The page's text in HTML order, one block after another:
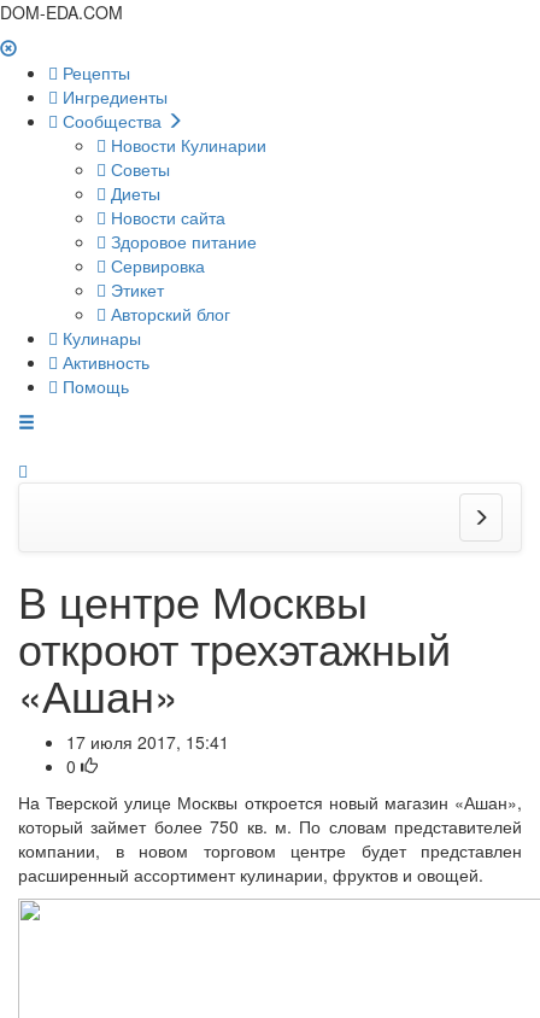
DOM-EDA.COM
Рецепты
Ингредиенты
Сообщества
Новости Кулинарии
Советы
Диеты
Новости сайта
Здоровое питание
Сервировка
Этикет
Авторский блог
Кулинары
Активность
Помощь
В центре Москвы
откроют трехэтажный
«Ашан»
17 июля 2017, 15:41
0
На Тверской улице Москвы откроется новый магазин «Ашан»,
который займет более 750 кв. м. По словам представителей
компании, в новом торговом центре будет представлен
расширенный ассортимент кулинарии, фруктов и овощей.